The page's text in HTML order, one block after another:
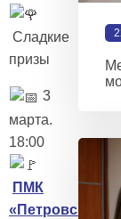
Сладкие
призы
3
марта.
18:00
ПМК
«Петровский»